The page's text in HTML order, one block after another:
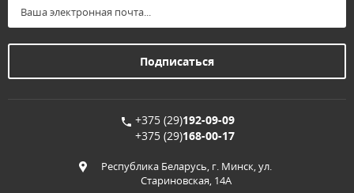
+375 (29)192-09-09
+375 (29)168-00-17
Республика Беларусь, г. Минск, ул.
Стариновская, 14А